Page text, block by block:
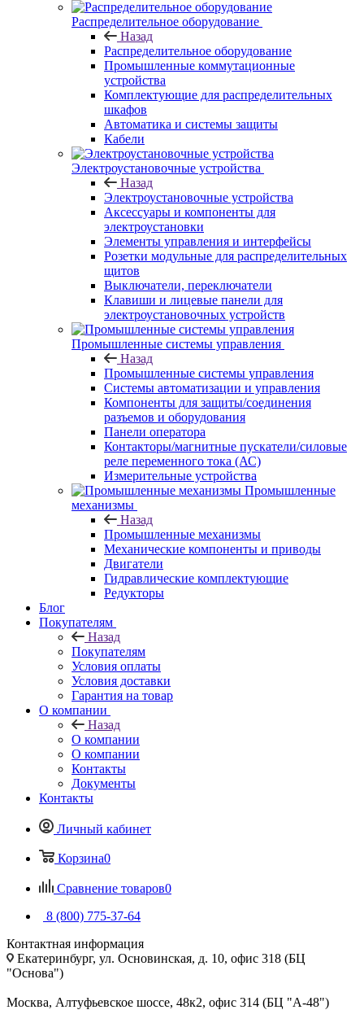
Распределительное оборудование
Назад
Распределительное оборудование
Промышленные коммутационные
устройства
Комплектующие для распределительных
шкафов
Автоматика и системы защиты
Кабели
Электроустановочные устройства
Назад
Электроустановочные устройства
Аксессуары и компоненты для
электроустановки
Элементы управления и интерфейсы
Розетки модульные для распределительных
щитов
Выключатели, переключатели
Клавиши и лицевые панели для
электроустановочных устройств
Промышленные системы управления
Назад
Промышленные системы управления
Системы автоматизации и управления
Компоненты для защиты/соединения
разъемов и оборудования
Панели оператора
Контакторы/магнитные пускатели/силовые
реле переменного тока (АС)
Измерительные устройства
Промышленные
механизмы
Назад
Промышленные механизмы
Механические компоненты и приводы
Двигатели
Гидравлические комплектующие
Редукторы
Блог
Покупателям
Назад
Покупателям
Условия оплаты
Условия доставки
Гарантия на товар
О компании
Назад
О компании
О компании
Контакты
Документы
Контакты
Личный кабинет
Корзина0
Сравнение товаров0
8 (800) 775-37-64
Контактная информация
Екатеринбург, ул. Основинская, д. 10, офис 318 (БЦ
"Основа")
Москва, Алтуфьевское шоссе, 48к2, офис 314 (БЦ "А-48")